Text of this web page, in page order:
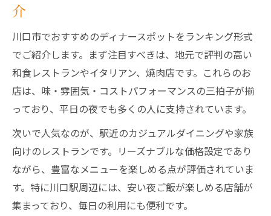
介
川口市でおすすめのディナースポットをランキング形式
でご紹介します。まず注目すべきは、地元で評判の高い
和食レストランやイタリアン、焼肉店です。これらのお
店は、味・雰囲気・コストパフォーマンスの三拍子が揃
っており、平日の夜でも多くの人に支持されています。
次いで人気なのが、駅近のカジュアルダイニングや家族
向けのレストランです。リーズナブルな価格設定であり
ながら、豊富なメニューを楽しめる点が評価されていま
す。特に川口駅周辺には、安い夜ご飯が楽しめる店舗が
集まっており、毎日の利用にも便利です。